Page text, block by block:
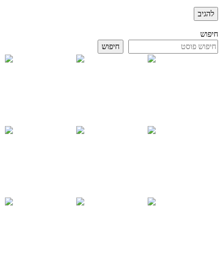
חיפוש
חיפוש